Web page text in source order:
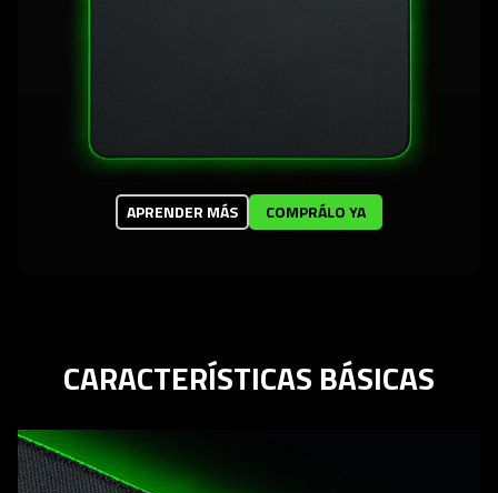
APRENDER MÁS COMPRÁLO YA
CARACTERÍSTICAS BÁSICAS